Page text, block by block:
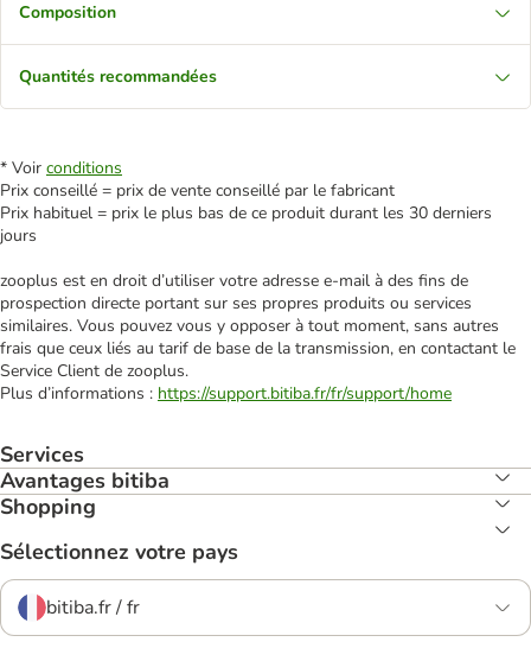
Composition
Quantités recommandées
* Voir conditions
Prix conseillé = prix de vente conseillé par le fabricant
Prix habituel = prix le plus bas de ce produit durant les 30 derniers
jours
zooplus est en droit d’utiliser votre adresse e‑mail à des fins de
prospection directe portant sur ses propres produits ou services
similaires. Vous pouvez vous y opposer à tout moment, sans autres
frais que ceux liés au tarif de base de la transmission, en contactant le
Service Client de zooplus.
Plus d’informations : https://support.bitiba.fr/fr/support/home
Services
Avantages bitiba
Shopping
Sélectionnez votre pays
bitiba.fr / fr